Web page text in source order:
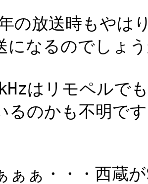
の放送時もやは
になるのでしょ
はリモペルで
るのかも不明で
ぁぁ・・・西蔵